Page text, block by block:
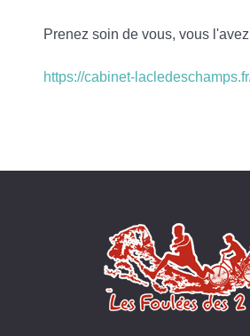
Prenez soin de vous, vous
https://cabinet-